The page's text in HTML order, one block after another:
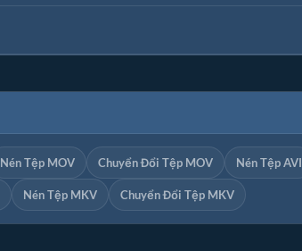
Nén Tệp MOV Chuyển Đổi Tệp MOV Nén Tệp AVI
Nén Tệp MKV Chuyển Đổi Tệp MKV